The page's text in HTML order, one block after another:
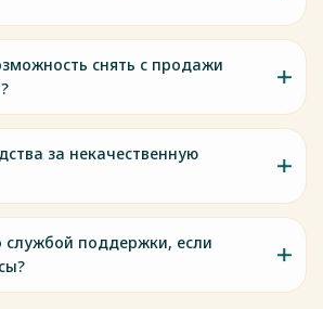
снять с продажи
за некачественную
службой поддержки, если